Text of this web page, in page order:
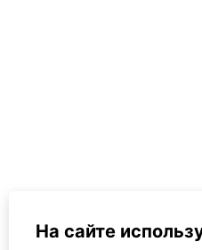
На сайте